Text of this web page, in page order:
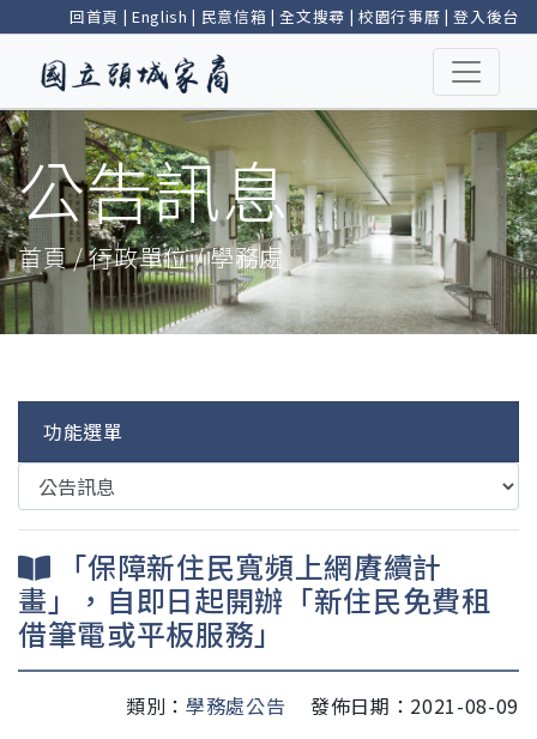
回首頁 | English | 民意信箱 |全文搜尋 | 校園行事曆 |登入後台
公告訊息
首頁 / 行政單位 / 學務處
功能選單
「保障新住民寬頻上網賡續計
畫」，自即日起開辦「新住民免費租
借筆電或平板服務」
類別： 學務處公告
發佈日期：2021-08-09